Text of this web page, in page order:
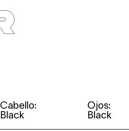
Cabello:
Black
Ojos:
Black